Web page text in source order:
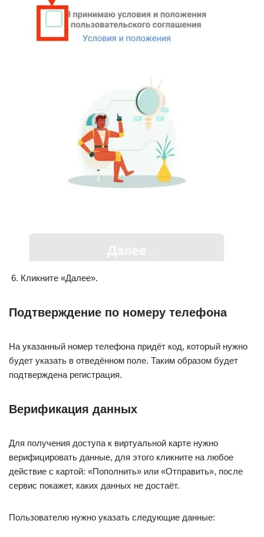
Кликните «Далее».
Подтверждение по номеру телефона
На указанный номер телефона придёт код, который нужно
будет указать в отведённом поле. Таким образом будет
подтверждена регистрация.
Верификация данных
Для получения доступа к виртуальной карте нужно
верифицировать данные, для этого кликните на любое
действие с картой: «Пополнить» или «Отправить», после
сервис покажет, каких данных не достаёт.
Пользователю нужно указать следующие данные: